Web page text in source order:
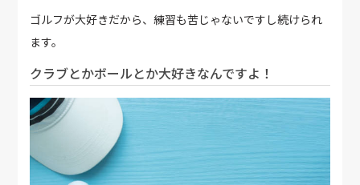
ゴルフが大好きだから、練習も苦じゃないですし続けられ
ます。
クラブとかボールとか大好きなんですよ！